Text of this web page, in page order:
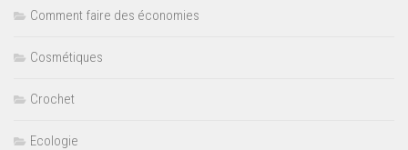
Comment faire des économies
Cosmétiques
Crochet
Ecologie